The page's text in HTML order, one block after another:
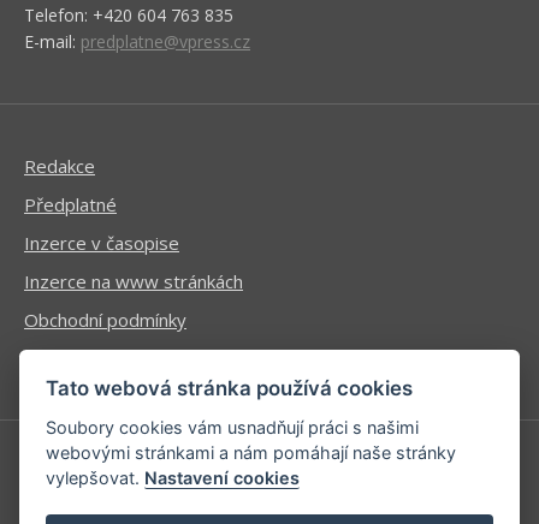
Telefon: +420 604 763 835
E-mail: predplatne@vpress.cz
Redakce
Předplatné
Inzerce v časopise
Inzerce na www stránkách
Obchodní podmínky
Ochrana osobních údajů
Příhlášení | Registrace
Tato webová stránka používá cookies
Soubory cookies vám usnadňují práci s našimi
webovými stránkami a nám pomáhají naše stránky
vylepšovat. Nastavení cookies